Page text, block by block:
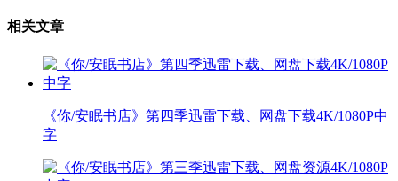
相关文章
《你/安眠书店》第四季迅雷下载、网盘下载4K/1080P中
字